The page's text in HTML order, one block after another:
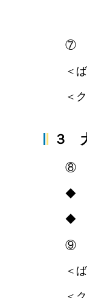
総
⑦
＜ばん
＜ク
３
⑧ 広
◆ ７～
◆ 「仏
⑨
＜ば